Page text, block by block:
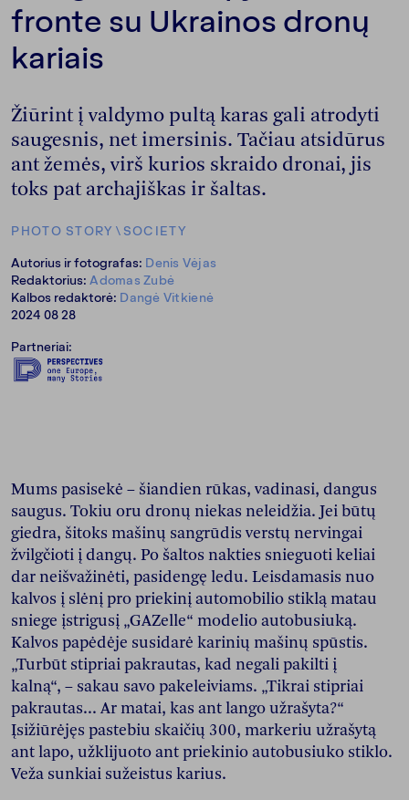
PHOTO STORY \ SOCIETY
Autorius ir fotografas: Denis Vėjas
Redaktorius: Adomas Zubė
Kalbos redaktorė: Dangė Vitkienė
2024 08 28
Partneriai:
fronte su Ukrainos dronų
kariais
Žiūrint į valdymo pultą karas gali atrodyti
saugesnis, net imersinis. Tačiau atsidūrus
ant žemės, virš kurios skraido dronai, jis
toks pat archajiškas ir šaltas.
Mums pasisekė – šiandien rūkas, vadinasi, dangus
saugus. Tokiu oru dronų niekas neleidžia. Jei būtų
giedra, šitoks mašinų sangrūdis verstų nervingai
žvilgčioti į dangų. Po šaltos nakties snieguoti keliai
dar neišvažinėti, pasidengę ledu. Leisdamasis nuo
kalvos į slėnį pro priekinį automobilio stiklą matau
sniege įstrigusį „GAZelle“ modelio autobusiuką.
Kalvos papėdėje susidarė karinių mašinų spūstis.
„Turbūt stipriai pakrautas, kad negali pakilti į
kalną“, – sakau savo pakeleiviams. „Tikrai stipriai
pakrautas... Ar matai, kas ant lango užrašyta?“
Įsižiūrėjęs pastebiu skaičių 300, markeriu užrašytą
ant lapo, užklijuoto ant priekinio autobusiuko stiklo.
Veža sunkiai sužeistus karius.